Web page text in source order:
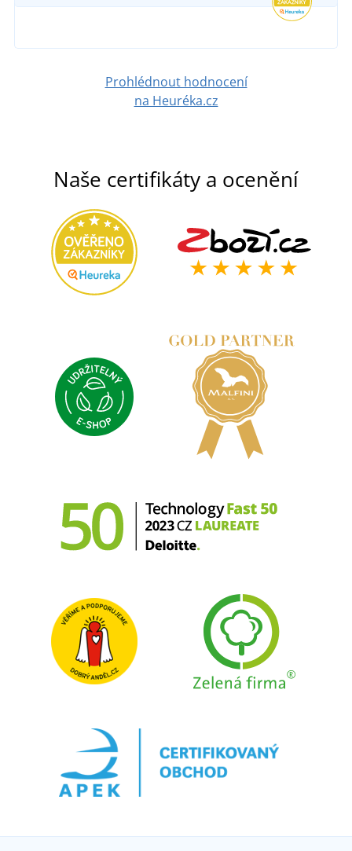
Prohlédnout hodnocení
na Heuréka.cz
Naše certifikáty a ocenění